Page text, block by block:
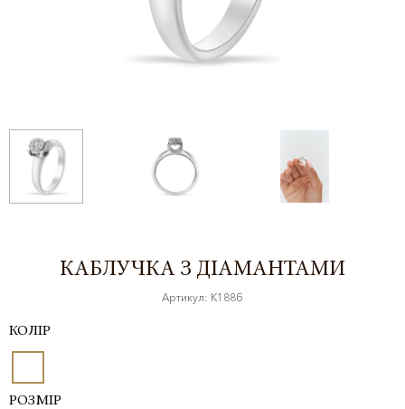
КАБЛУЧКА З ДІАМАНТАМИ
Артикул: К188б
КОЛІР
РОЗМІР